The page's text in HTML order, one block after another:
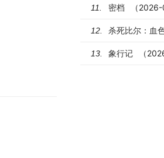
11. 密档 （
12. 杀死比尔：血
13. 象行记 （